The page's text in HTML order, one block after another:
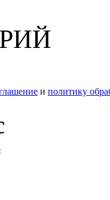
и политику